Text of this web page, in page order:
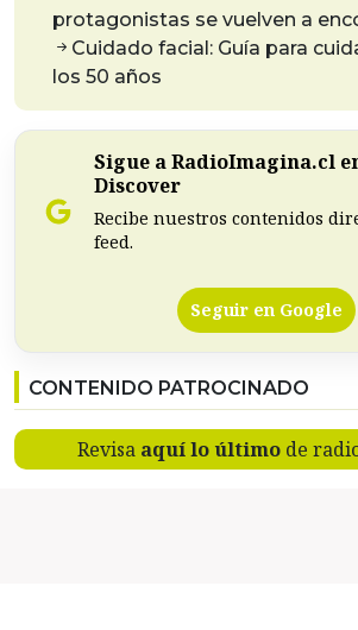
protagonistas se vuelven a
Cuidado facial: Guía para
los 50 años
Sigue a RadioImagina.cl
Discover
Recibe nuestros contenidos
feed.
Seguir en Google
CONTENIDO PATROCINADO
Revisa aquí lo últimode